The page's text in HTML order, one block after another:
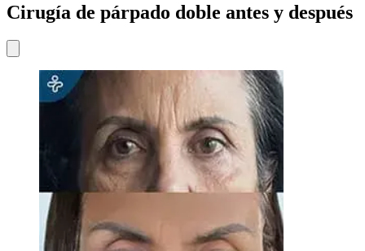
Cirugía de párpado doble antes y después